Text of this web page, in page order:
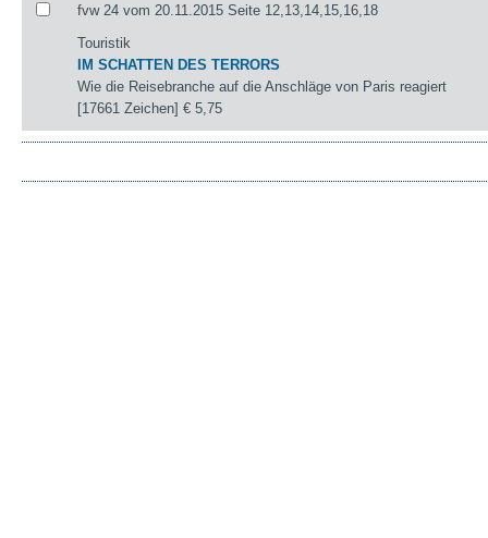
fvw 24 vom 20.11.2015 Seite 12,13,14,15,16,18
Touristik
IM SCHATTEN DES TERRORS
Wie die Reisebranche auf die Anschläge von Paris reagiert
[17661 Zeichen]€ 5,75